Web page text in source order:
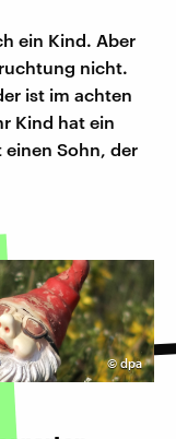
ein Kind. Aber
nicht.
ist im achten
Kind hat ein
Sohn, der
©dpa